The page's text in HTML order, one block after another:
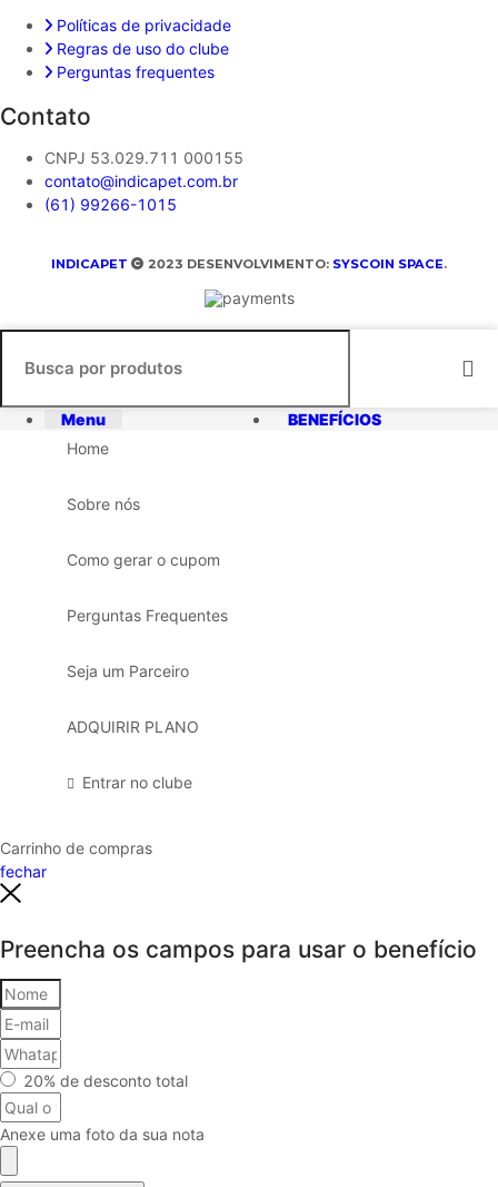
Políticas de privacidade
Regras de uso do clube
Perguntas frequentes
Contato
CNPJ 53.029.711 000155
contato@indicapet.com.br
(61) 99266-1015
INDICAPET 2023 DESENVOLVIMENTO: SYSCOIN SPACE.
Menu
BENEFÍCIOS
Home
Sobre nós
Como gerar o cupom
Perguntas Frequentes
Seja um Parceiro
ADQUIRIR PLANO
Entrar no clube
Carrinho de compras
fechar
Preencha os campos para usar o benefício
20% de desconto total
Anexe uma foto da sua nota